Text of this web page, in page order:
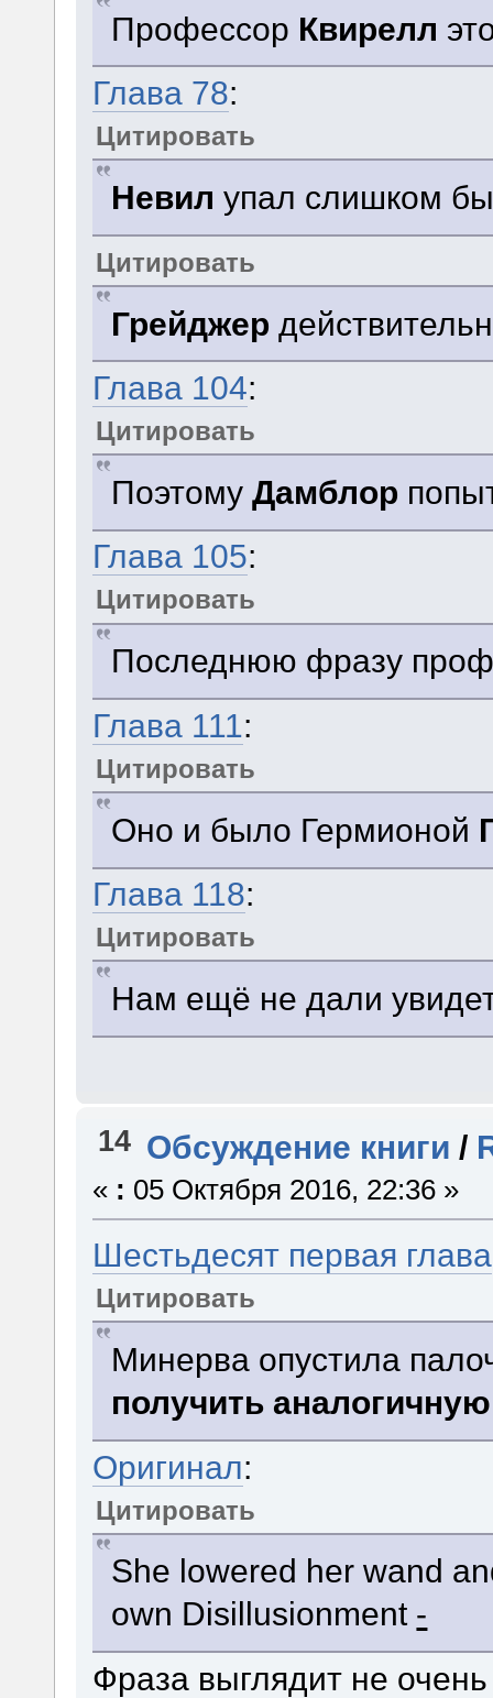
Профессор Квирелл
Глава 78:
Цитировать
Невил упал слишком
Цитировать
Грейджер
Глава 104:
Цитировать
ПоэтомуДамблор
Глава 105:
Цитировать
Последнюю фразу
Глава 111:
Цитировать
Оно и было Гермионой
Глава 118:
Цитировать
Нам ещё не дали
14 Обсуждение книги /
« : 05 Октября 2016, 22:36 »
Шестьдесят первая глава
Цитировать
Минерва опустила
получить
Оригинал:
Цитировать
She lowered her wand
own Disillusionment -
Фраза выглядит не